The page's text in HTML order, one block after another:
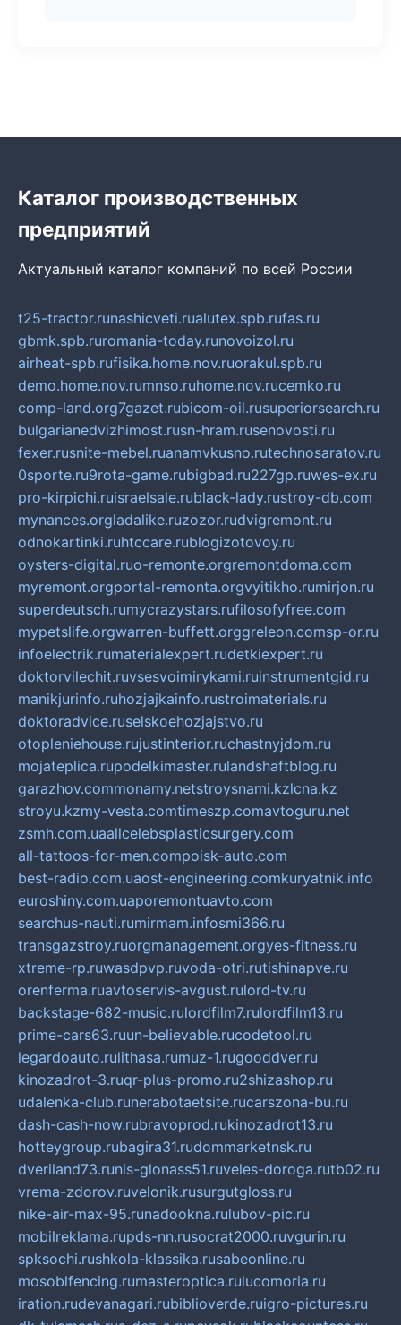
Каталог производственных
предприятий
Актуальный каталог компаний по всей России
t25-tractor.runashicveti.rualutex.spb.rufas.ru
gbmk.spb.ruromania-today.runovoizol.ru
airheat-spb.rufisika.home.nov.ruorakul.spb.ru
demo.home.nov.rumnso.ruhome.nov.rucemko.ru
comp-land.org7gazet.rubicom-oil.rusuperiorsearch.ru
bulgarianedvizhimost.rusn-hram.rusenovosti.ru
fexer.rusnite-mebel.ruanamvkusno.rutechnosaratov.ru
0sporte.ru9rota-game.rubigbad.ru227gp.ruwes-ex.ru
pro-kirpichi.ruisraelsale.rublack-lady.rustroy-db.com
mynances.orgladalike.ruzozor.rudvigremont.ru
odnokartinki.ruhtccare.rublogizotovoy.ru
oysters-digital.ruo-remonte.orgremontdoma.com
myremont.orgportal-remonta.orgvyitikho.rumirjon.ru
superdeutsch.rumycrazystars.rufilosofyfree.com
mypetslife.orgwarren-buffett.orggreleon.comsp-or.ru
infoelectrik.rumaterialexpert.rudetkiexpert.ru
doktorvilechit.ruvsesvoimirykami.ruinstrumentgid.ru
manikjurinfo.ruhozjajkainfo.rustroimaterials.ru
doktoradvice.ruselskoehozjajstvo.ru
otopleniehouse.rujustinterior.ruchastnyjdom.ru
mojateplica.rupodelkimaster.rulandshaftblog.ru
garazhov.commonamy.netstroysnami.kzlcna.kz
stroyu.kzmy-vesta.comtimeszp.comavtoguru.net
zsmh.com.uaallcelebsplasticsurgery.com
all-tattoos-for-men.compoisk-auto.com
best-radio.com.uaost-engineering.comkuryatnik.info
euroshiny.com.uaporemontuavto.com
searchus-nauti.rumirmam.infosmi366.ru
transgazstroy.ruorgmanagement.orgyes-fitness.ru
xtreme-rp.ruwasdpvp.ruvoda-otri.rutishinapve.ru
orenferma.ruavtoservis-avgust.rulord-tv.ru
backstage-682-music.rulordfilm7.rulordfilm13.ru
prime-cars63.ruun-believable.rucodetool.ru
legardoauto.rulithasa.rumuz-1.rugooddver.ru
kinozadrot-3.ruqr-plus-promo.ru2shizashop.ru
udalenka-club.runerabotaetsite.rucarszona-bu.ru
dash-cash-now.rubravoprod.rukinozadrot13.ru
hotteygroup.rubagira31.rudommarketnsk.ru
dveriland73.runis-glonass51.ruveles-doroga.rutb02.ru
vrema-zdorov.ruvelonik.rusurgutgloss.ru
nike-air-max-95.runadookna.rulubov-pic.ru
mobilreklama.rupds-nn.rusocrat2000.ruvgurin.ru
spksochi.rushkola-klassika.rusabeonline.ru
mosoblfencing.rumasteroptica.rulucomoria.ru
iration.rudevanagari.rubiblioverde.ruigro-pictures.ru